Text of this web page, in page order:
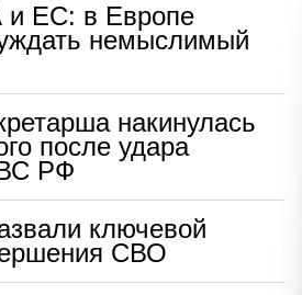
ЕС: в Европе
немыслимый
накинулась
после удара
РФ
ключевой
СВО